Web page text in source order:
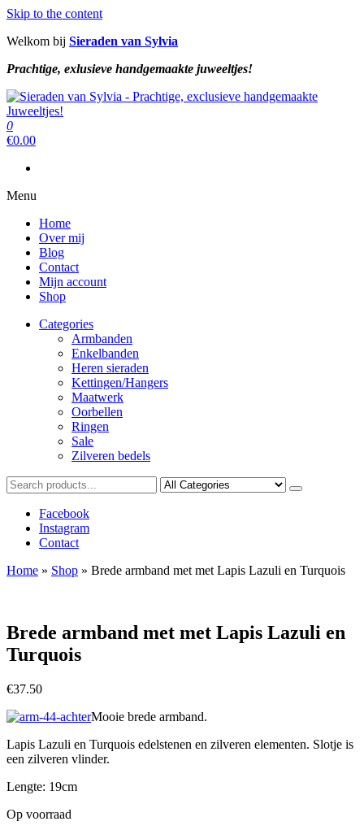
Skip to the content
Welkom bij Sieraden van Sylvia
Prachtige, exlusieve handgemaakte juweeltjes!
Sieraden van Sylvia
Prachtige, exclusieve handgemaakte juweeltjes!
Sieraden van Sylvia
Prachtige, exclusieve handgemaakte juweeltjes!
0
€0.00
Menu
Home
Over mij
Blog
Contact
Mijn account
Shop
Categories
Armbanden
Enkelbanden
Heren sieraden
Kettingen/Hangers
Maatwerk
Oorbellen
Ringen
Sale
Zilveren bedels
Facebook
Instagram
Contact
Home » Shop » Brede armband met met Lapis Lazuli en Turquois
Brede armband met met Lapis Lazuli en
Turquois
€37.50
Mooie brede armband.
Lapis Lazuli en Turquois edelstenen en zilveren elementen. Slotje is
een zilveren vlinder.
Lengte: 19cm
Op voorraad